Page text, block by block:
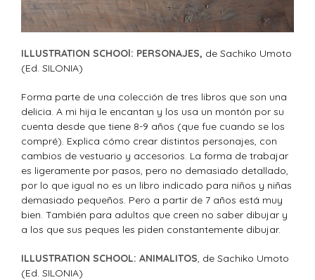
ILLUSTRATION SCHOOl: PERSONAJES, de Sachiko Umoto
(Ed. SILONIA)
Forma parte de una colección de tres libros que son una
delicia. A mi hija le encantan y los usa un montón por su
cuenta desde que tiene 8-9 años (que fue cuando se los
compré). Explica cómo crear distintos personajes, con
cambios de vestuario y accesorios. La forma de trabajar
es ligeramente por pasos, pero no demasiado detallado,
por lo que igual no es un libro indicado para niños y niñas
demasiado pequeños. Pero a partir de 7 años está muy
bien. También para adultos que creen no saber dibujar y
a los que sus peques les piden constantemente dibujar.
ILLUSTRATION SCHOOL: ANIMALITOS , de Sachiko Umoto
(Ed. SILONIA)